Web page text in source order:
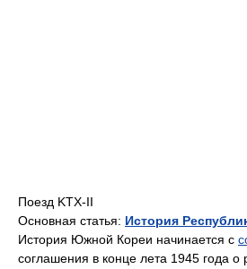
Поезд KTX-II
Основная статья: История
История Южной Кореи начинается с
соглашения в конце лета 1945 года